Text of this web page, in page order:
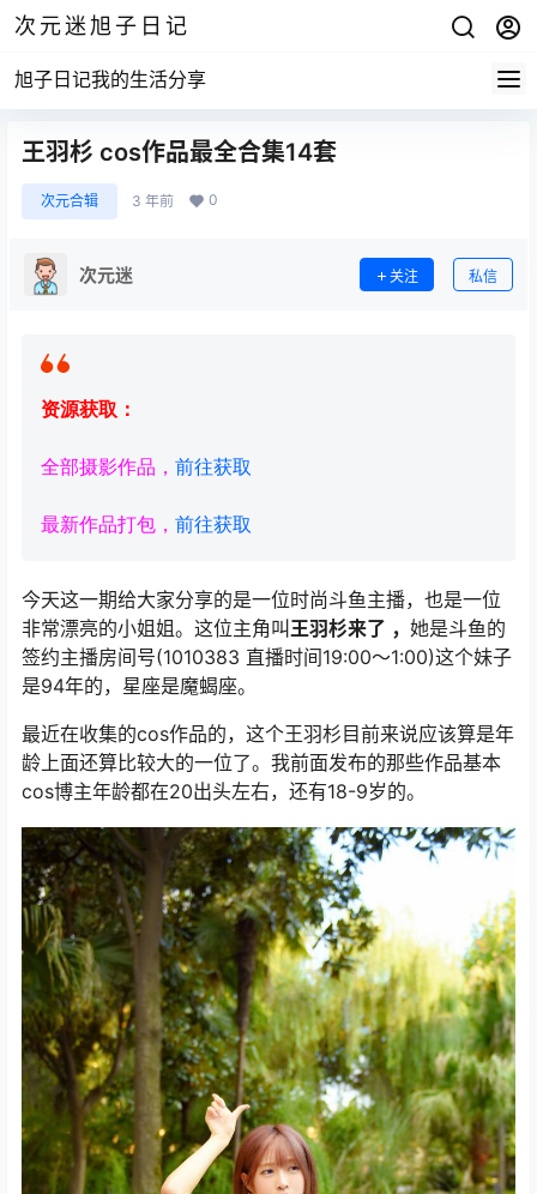
次元迷旭子日记
旭子日记我的生活分享
王羽杉 cos作品最全合集14套
次元合辑 3 年前 0
次元迷 关注 私信
资源获取：
全部摄影作品， 前往获取
最新作品打包， 前往获取
今天这一期给大家分享的是一位时尚斗鱼主播，也是一位
非常漂亮的小姐姐。这位主角叫王羽杉来了 ， 她是斗鱼的
签约主播房间号(1010383 直播时间19:00～1:00)这个妹子
是94年的，星座是魔蝎座。
最近在收集的cos作品的，这个王羽杉目前来说应该算是年
龄上面还算比较大的一位了。我前面发布的那些作品基本
cos博主年龄都在20出头左右，还有18-9岁的。